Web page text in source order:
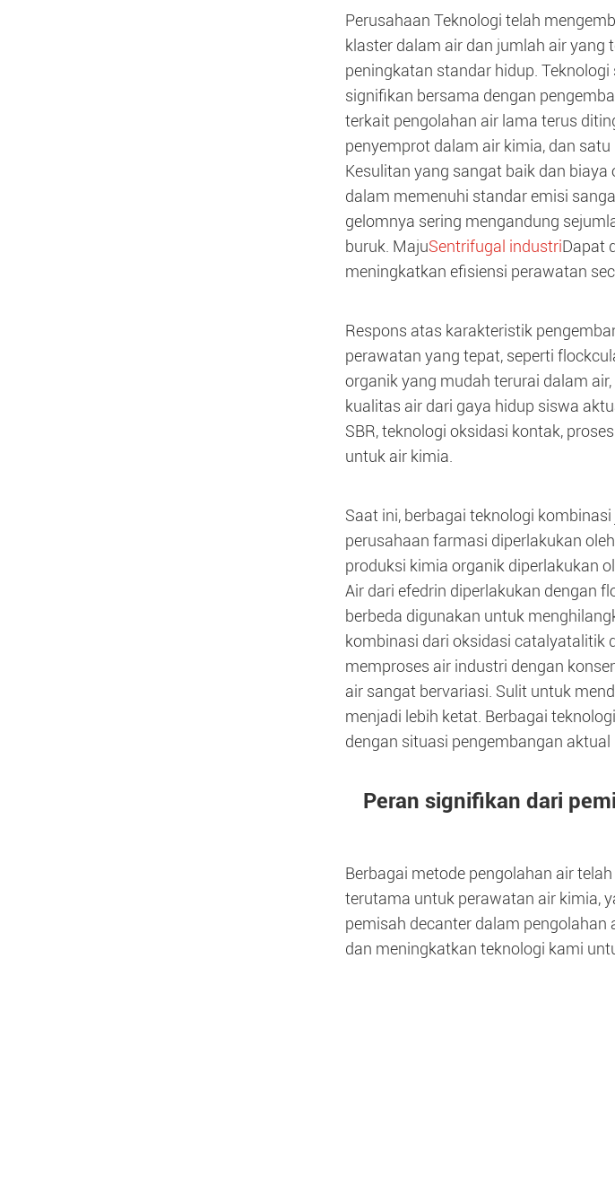
Perusahaan Teknologi telah
klaster dalam air dan jumlah air yang
peningkatan standar hidup.
signifikan bersama dengan
terkait pengolahan air lama terus
penyemprot dalam air kimia, dan
Kesulitan yang sangat baik dan
dalam memenuhi standar emisi
gelomnya sering mengandung
buruk. MajuSentrifugal industriDapat
meningkatkan efisiensi perawatan
Respons atas karakteristik
perawatan yang tepat, seperti
organik yang mudah terurai dalam
kualitas air dari gaya hidup siswa
SBR, teknologi oksidasi kontak,
untuk air kimia.
Saat ini, berbagai teknologi
perusahaan farmasi diperlakukan
produksi kimia organik diperlakukan
Air dari efedrin diperlakukan dengan
berbeda digunakan untuk
kombinasi dari oksidasi catalyatalitik
memproses air industri dengan
air sangat bervariasi. Sulit untuk
menjadi lebih ketat. Berbagai
dengan situasi pengembangan aktual
Peran signifikan dari
Berbagai metode pengolahan air
terutama untuk perawatan air kimia,
pemisah decanter dalam
dan meningkatkan teknologi kami